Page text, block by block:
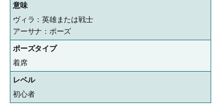
意味
ヴィラ：英雄または戦士
アーサナ：ポーズ
ポーズタイプ
着席
レベル
初心者